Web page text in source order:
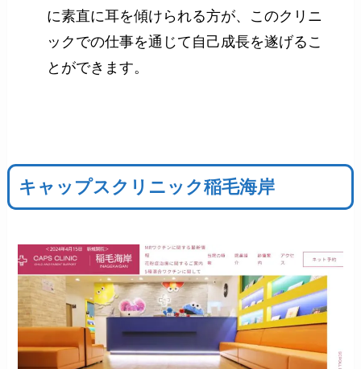
に素直に耳を傾けられる方が、このクリニ
ックでの仕事を通じて自己成長を遂げるこ
とができます。
キャップスクリニック稲毛海岸